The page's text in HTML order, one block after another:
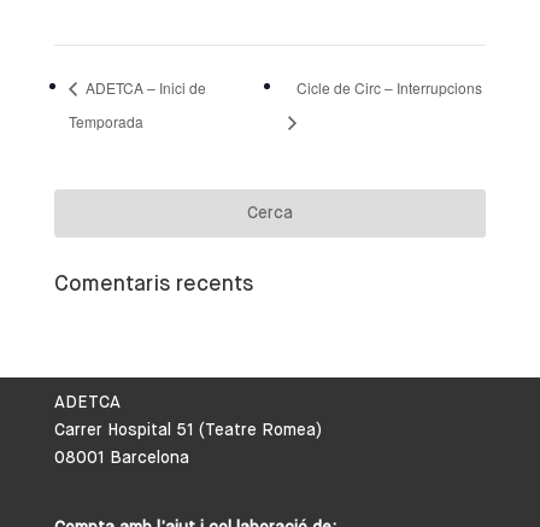
ADETCA – Inici de
Temporada
Cicle de Circ – Interrupcions
Comentaris recents
ADETCA
Carrer Hospital 51 (Teatre Romea)
08001 Barcelona